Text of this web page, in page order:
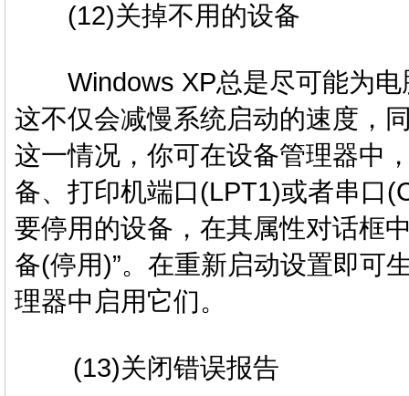
(12)关掉不用的设备
Windows XP总是尽可能为电
这不仅会减慢系统启动的速度，
这一情况，你可在设备管理器中
备、打印机端口(LPT1)或者串口
要停用的设备，在其属性对话框
备(停用)”。在重新启动设置即可
理器中启用它们。
(13)关闭错误报告